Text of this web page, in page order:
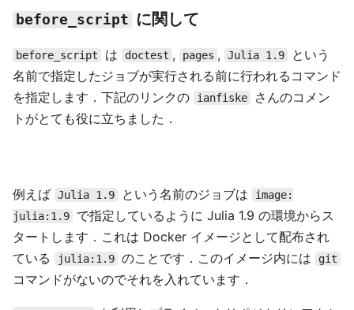
before_script に関して
before_script は doctest , pages , Julia 1.9
という
名前で指定したジョブが実行される前に行われるコマンド
を指定します．下記のリンクの
ianfiske
さんのコメン
トがとても役に立ちました．
例えば Julia 1.9 という名前のジョブは
image:
julia:1.9
で指定しているように Julia 1.9 の環境からス
タートします．これは Docker イメージとして配布され
ている
julia:1.9 のことです．このイメージ内には git
コマンドがないのでそれを入れています．